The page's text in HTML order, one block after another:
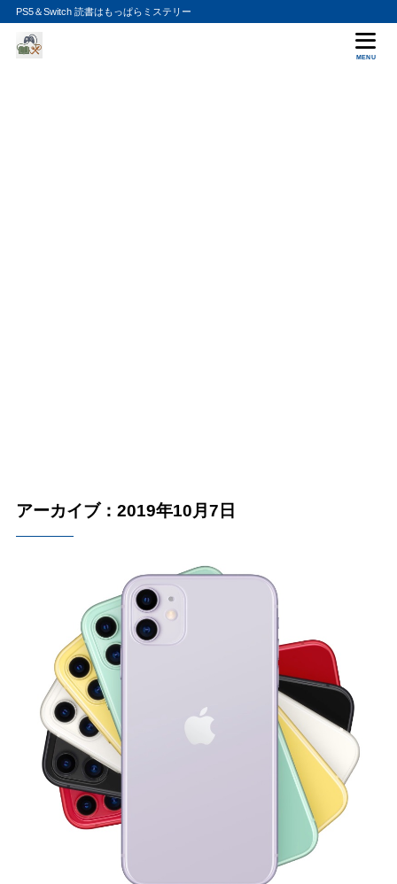
PS5＆Switch 読書はもっぱらミステリー
MENU
アーカイブ：2019年10月7日